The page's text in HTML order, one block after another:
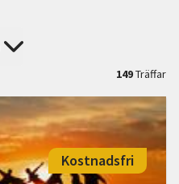
149Träffar
Kostnadsfri